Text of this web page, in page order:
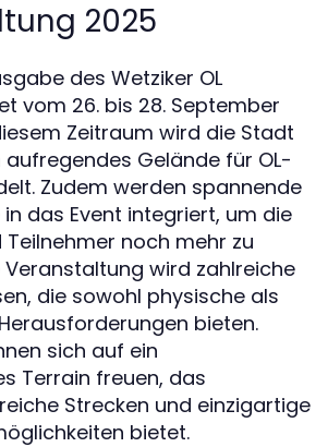
2025
des Wetziker OL
vom 26. bis 28. September
Zeitraum wird die Stadt
aufregendes Gelände für OL-
Zudem werden spannende
in das Event integriert, um die
Teilnehmer noch mehr zu
Veranstaltung wird zahlreiche
die sowohl physische als
bieten.
sich auf ein
Terrain freuen, das
Strecken und einzigartige
bietet.